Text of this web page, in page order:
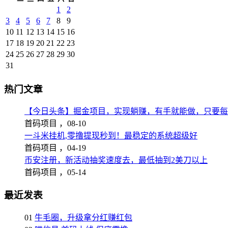
1
2
3
4 5 6 7 8
9
10 11 12 13 14 15 16
17 18 19 20 21 22 23
24 25 26 27 28 29 30
31
热门文章
【今日头条】掘金项目，实现躺赚，有手就能做，只要
首码项目 ， 08-10
一斗米挂机,零撸提现秒到！最稳定的系统超级好
首码项目 ， 04-19
币安注册，新活动抽奖速度去，最低抽到2美刀以上
首码项目 ， 05-14
最近发表
01 牛毛圈，升级拿分红赚红包